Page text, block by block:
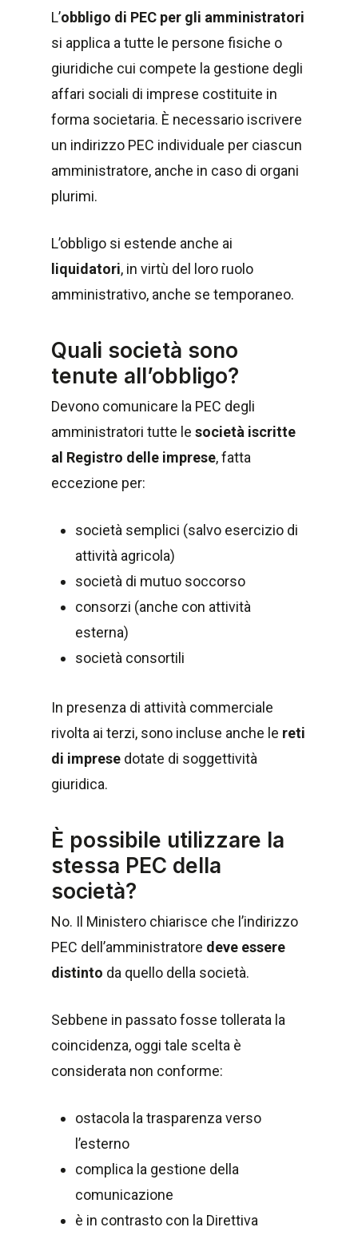
L’obbligo di PEC per gli amministratori
si applica a tutte le persone fisiche o
giuridiche cui compete la gestione degli
affari sociali di imprese costituite in
forma societaria. È necessario iscrivere
un indirizzo PEC individuale per ciascun
amministratore, anche in caso di organi
plurimi.
L’obbligo si estende anche ai
liquidatori, in virtù del loro ruolo
amministrativo, anche se temporaneo.
Quali società sono
tenute all’obbligo?
Devono comunicare la PEC degli
amministratori tutte le società iscritte
al Registro delle imprese, fatta
eccezione per:
società semplici (salvo esercizio di
attività agricola)
società di mutuo soccorso
consorzi (anche con attività
esterna)
società consortili
In presenza di attività commerciale
rivolta ai terzi, sono incluse anche le reti
di imprese dotate di soggettività
giuridica.
È possibile utilizzare la
stessa PEC della
società?
No. Il Ministero chiarisce che l’indirizzo
PEC dell’amministratore deve essere
distinto da quello della società.
Sebbene in passato fosse tollerata la
coincidenza, oggi tale scelta è
considerata non conforme:
ostacola la trasparenza verso
l’esterno
complica la gestione della
comunicazione
è in contrasto con la Direttiva